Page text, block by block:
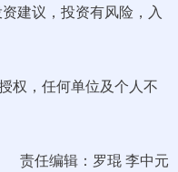
建议，投资有风险，入
，任何单位及个人不
责任编辑：罗琨 李中元